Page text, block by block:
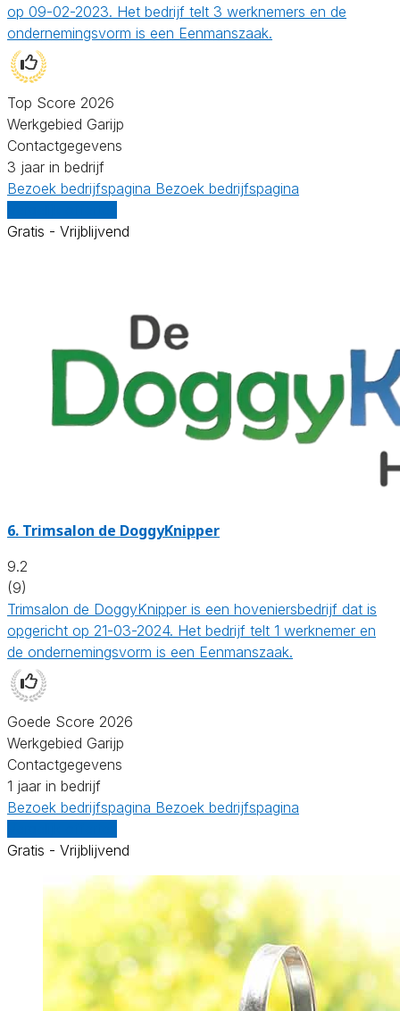
op 09-02-2023. Het bedrijf telt 3 werknemers en de
ondernemingsvorm is een Eenmanszaak.
Top Score 2026
Werkgebied Garijp
Contactgegevens
3 jaar in bedrijf
Bezoek bedrijfspagina Bezoek bedrijfspagina
Gratis - Vrijblijvend
6. Trimsalon de DoggyKnipper
9.2
(9)
Trimsalon de DoggyKnipper is een hoveniersbedrijf dat is
opgericht op 21-03-2024. Het bedrijf telt 1 werknemer en
de ondernemingsvorm is een Eenmanszaak.
Goede Score 2026
Werkgebied Garijp
Contactgegevens
1 jaar in bedrijf
Bezoek bedrijfspagina Bezoek bedrijfspagina
Gratis - Vrijblijvend